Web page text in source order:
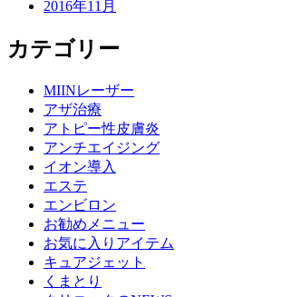
2016年11月
カテゴリー
MIINレーザー
アザ治療
アトピー性皮膚炎
アンチエイジング
イオン導入
エステ
エンビロン
お勧めメニュー
お気に入りアイテム
キュアジェット
くまとり